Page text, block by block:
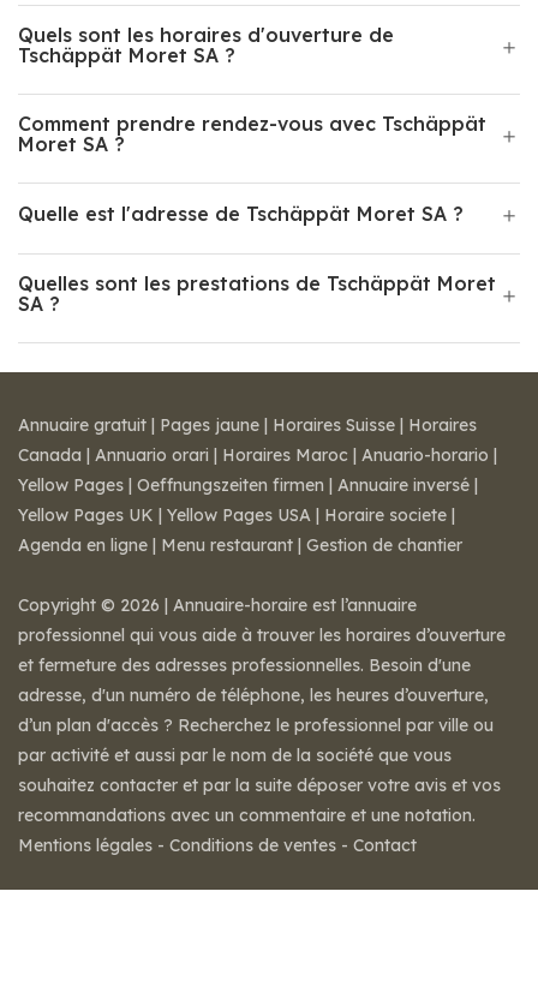
Quels sont les horaires d'ouverture de
Tschäppät Moret SA ?
Comment prendre rendez-vous avec Tschäppät
Moret SA ?
Quelle est l'adresse de Tschäppät Moret SA ?
Quelles sont les prestations de Tschäppät Moret
SA ?
Annuaire gratuit | Pages jaune | Horaires Suisse | Horaires
Canada | Annuario orari | Horaires Maroc | Anuario-horario |
Yellow Pages | Oeffnungszeiten firmen | Annuaire inversé |
Yellow Pages UK | Yellow Pages USA | Horaire societe |
Agenda en ligne | Menu restaurant | Gestion de chantier
Copyright © 2026 | Annuaire-horaire est l’annuaire
professionnel qui vous aide à trouver les horaires d’ouverture
et fermeture des adresses professionnelles. Besoin d'une
adresse, d'un numéro de téléphone, les heures d’ouverture,
d’un plan d'accès ? Recherchez le professionnel par ville ou
par activité et aussi par le nom de la société que vous
souhaitez contacter et par la suite déposer votre avis et vos
recommandations avec un commentaire et une notation.
Mentions légales - Conditions de ventes - Contact